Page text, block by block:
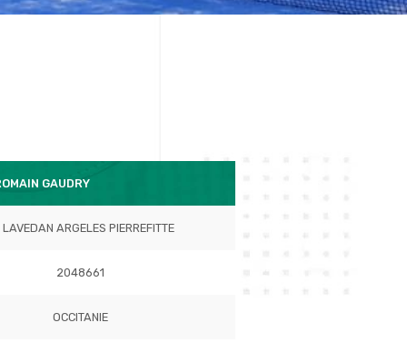
GAUDRY
LAVEDAN ARGELES PIERREFITTE
2048661
OCCITANIE